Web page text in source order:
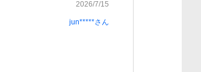
2026/7/15
jun*****さん